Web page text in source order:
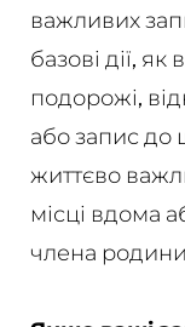
важливих
базові дії,
подорожі,
або запис до
життєво
місці вдома
члена